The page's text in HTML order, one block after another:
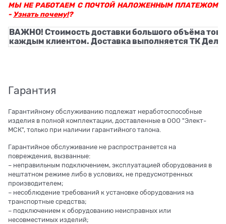
МЫ НЕ РАБОТАЕМ С ПОЧТОЙ НАЛОЖЕННЫМ ПЛАТЕЖОМ
- Узнать почему!?
ВАЖНО! Стоимость доставки большого объёма
каждым клиентом. Доставка выполняется ТК
Гарантия
Гарантийному обслуживанию подлежат неработоспособные
изделия в полной комплектации, доставленные в ООО "Элект-
МСК", только при наличии гарантийного талона.
Гарантийное обслуживание не распространяется на
повреждения, вызванные:
– неправильным подключением, эксплуатацией оборудования в
нештатном режиме либо в условиях, не предусмотренных
производителем;
– несоблюдение требований к установке оборудования на
транспортные средства;
– подключением к оборудованию неисправных или
несовместимых изделий;